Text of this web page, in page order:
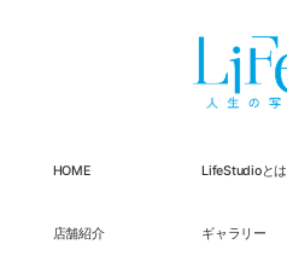
HOME LifeStudioとは
店舗紹介 ギャラリー